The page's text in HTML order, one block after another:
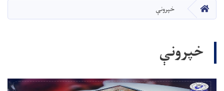
کور خپرونې
خپرونې